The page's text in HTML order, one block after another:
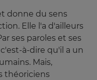
donne du sens
Elle l'a d'ailleurs
ses paroles et ses
à-dire qu'il a un
Mais,
théoriciens